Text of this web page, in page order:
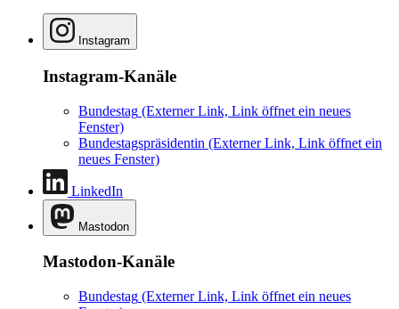
Instagram
Instagram-Kanäle
Bundestag (Externer Link, Link öffnet ein neues
Fenster)
Bundestagspräsidentin (Externer Link, Link öffnet ein
neues Fenster)
LinkedIn
Mastodon
Mastodon-Kanäle
Bundestag (Externer Link, Link öffnet ein neues